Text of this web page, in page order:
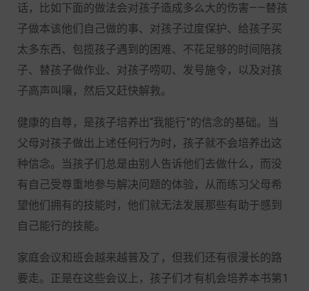
话，比如下面的做法会对孩子造成多么大的伤害——替孩
子做本该他们自己做的事、对孩子过度保护、给孩子买
太多东西、包揽孩子遇到的困难、不花足够的时间陪孩
子、替孩子做作业、对孩子唠叨、发号施令，以及对孩
子高声叫嚷，然后又赶快解救。
健康的自尊，是孩子培养出“我能行”的信念的基础。当
父母对孩子做出上述任何行为时，孩子就不会培养出这
种信念。当孩子们总是由别人告诉他们去做什么，而没
有自己受尊重地参与解决问题的体验，从而练习父母希
望他们拥有的技能时，他们就无法发展那些有助于感到
自己能行的技能。
家庭会议和班会越来越普及了，但我们还有很漫长的路
要走。正是在这些会议上，孩子们才有机会培养本书第1